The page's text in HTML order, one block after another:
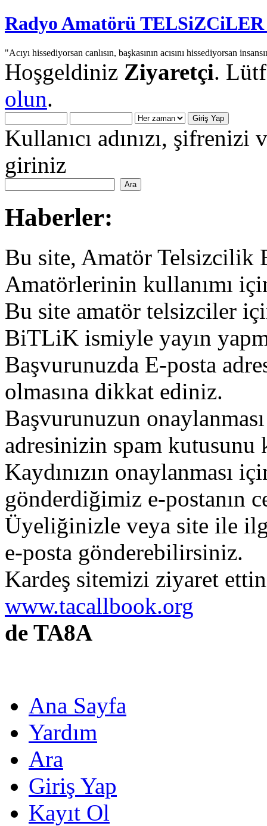
Radyo Amatörü
"Acıyı hissediyorsan canlısın, başkasının acısını hissediyorsan
Hoşgeldiniz Ziyaretçi.
olun.
Kullanıcı adınızı,
giriniz
Haberler:
Bu site, Amatör Telsizcilik
Amatörlerinin kullanımı
Bu site amatör telsizciler
BiTLiK ismiyle yayın
Başvurunuzda E-posta
olmasına dikkat ediniz.
Başvurunuzun
adresinizin spam
Kaydınızın onaylanması
gönderdiğimiz e-postanın
Üyeliğinizle veya site ile
e-posta gönderebilirsiniz.
Kardeş sitemizi ziyaret
www.tacallbook.org
de TA8A
Ana Sayfa
Yardım
Ara
Giriş Yap
Kayıt Ol